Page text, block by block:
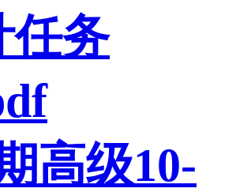
任务
高级10-